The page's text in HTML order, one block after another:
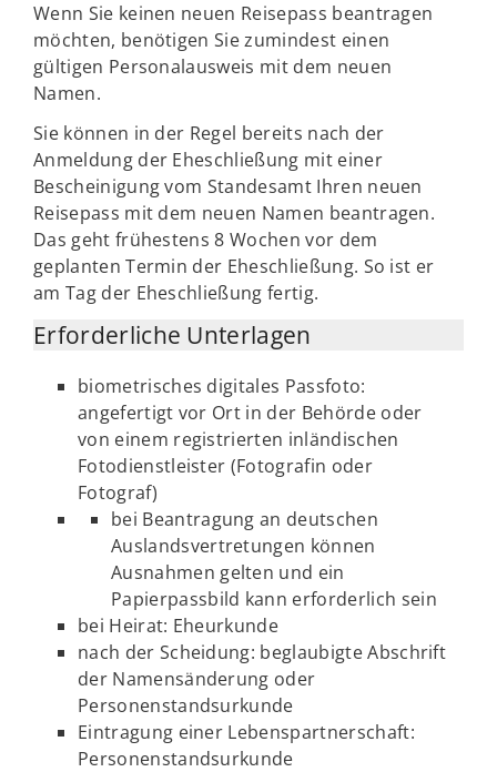
Wenn Sie keinen neuen Reisepass beantragen
möchten, benötigen Sie zumindest einen
gültigen Personalausweis mit dem neuen
Namen.
Sie können in der Regel bereits nach der
Anmeldung der Eheschließung mit einer
Bescheinigung vom Standesamt Ihren neuen
Reisepass mit dem neuen Namen beantragen.
Das geht frühestens 8 Wochen vor dem
geplanten Termin der Eheschließung. So ist er
am Tag der Eheschließung fertig.
Erforderliche Unterlagen
biometrisches digitales Passfoto:
angefertigt vor Ort in der Behörde oder
von einem registrierten inländischen
Fotodienstleister (Fotografin oder
Fotograf)
bei Beantragung an deutschen
Auslandsvertretungen können
Ausnahmen gelten und ein
Papierpassbild kann erforderlich sein
bei Heirat: Eheurkunde
nach der Scheidung: beglaubigte Abschrift
der Namensänderung oder
Personenstandsurkunde
Eintragung einer Lebenspartnerschaft:
Personenstandsurkunde